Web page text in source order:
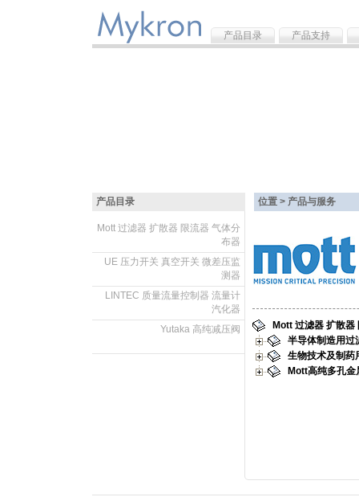
产品目录 产品支持
产品目录 位置 > 产品与服务
Mott 过滤器 扩散器 限流器 气体分
布器
UE 压力开关 真空开关 微差压监
测器
LINTEC 质量流量控制器 流量计
汽化器
Yutaka 高纯减压阀
Mott 过滤器 扩散器
半导体制造用过
生物技术及制药
Mott高纯多孔金